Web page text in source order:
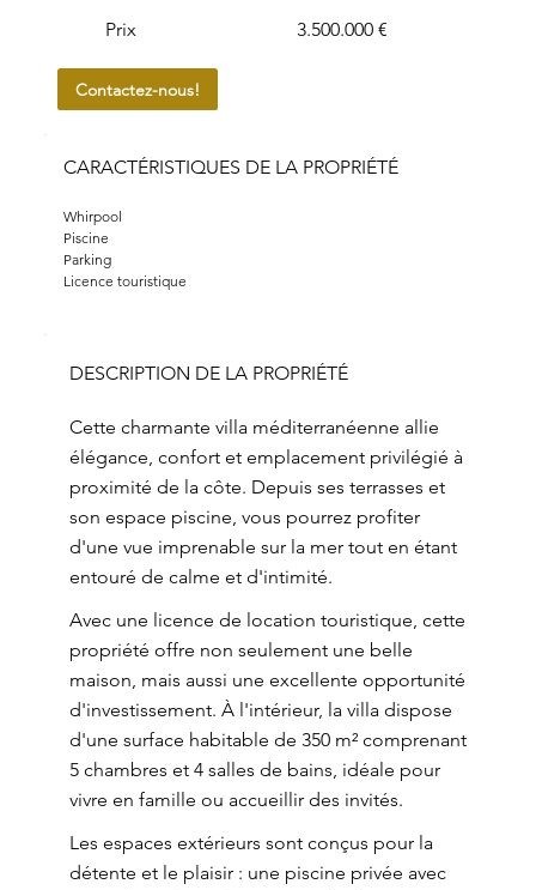
Prix 3.500.000 €
Contactez-nous!
CARACTÉRISTIQUES DE LA PROPRIÉTÉ
Whirpool
Piscine
Parking
Licence touristique
DESCRIPTION DE LA PROPRIÉTÉ
Cette charmante villa méditerranéenne allie
élégance, confort et emplacement privilégié à
proximité de la côte. Depuis ses terrasses et
son espace piscine, vous pourrez profiter
d'une vue imprenable sur la mer tout en étant
entouré de calme et d'intimité.
Avec une licence de location touristique, cette
propriété offre non seulement une belle
maison, mais aussi une excellente opportunité
d'investissement. À l'intérieur, la villa dispose
d'une surface habitable de 350 m² comprenant
5 chambres et 4 salles de bains, idéale pour
vivre en famille ou accueillir des invités.
Les espaces extérieurs sont conçus pour la
détente et le plaisir : une piscine privée avec